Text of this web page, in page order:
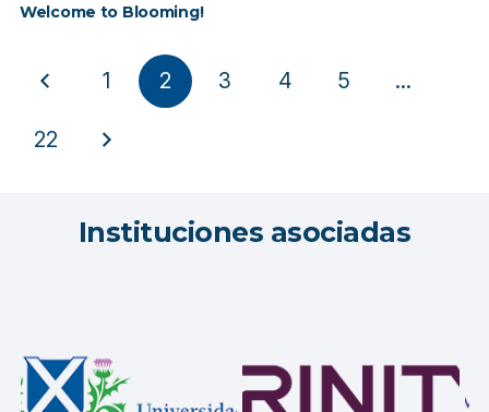
Welcome to Blooming!
1 2 3 4 5 …
22
Instituciones asociadas